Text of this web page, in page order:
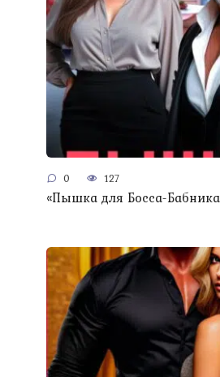
0 127
«Пышка для Босса-